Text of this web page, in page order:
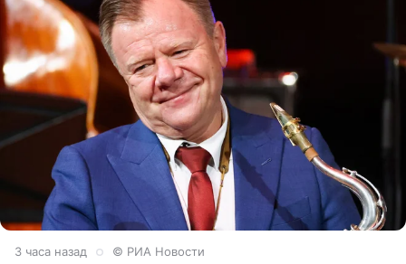
3 часа назад © РИА Новости